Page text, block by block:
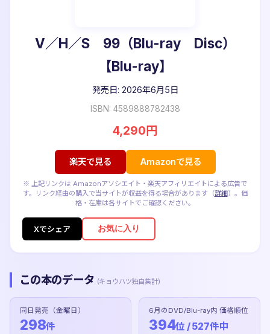
V／H／S 99（Blu-ray Disc）
【Blu-ray】
発売日: 2026年6月5日
ISBN: 4589888782438
4,290円
楽天で見る Amazonで見る
※ 上記リンクは Amazonアソシエイト・楽天アフィリエイトによる広告で
す。リンク経由の購入で当サイトが収益を得る場合があります（詳細）。価
格・在庫は各サイトでご確認ください。
Xでシェア お気に入り
この本のデータ (キョウハツ独自集計)
同日発売（金曜日）
298件
6月のDVD/Blu-ray内 価格順位
394位 / 527件中